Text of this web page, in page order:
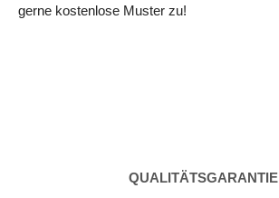
gerne kostenlose Muster zu!
QUALITÄTSGARANTIE